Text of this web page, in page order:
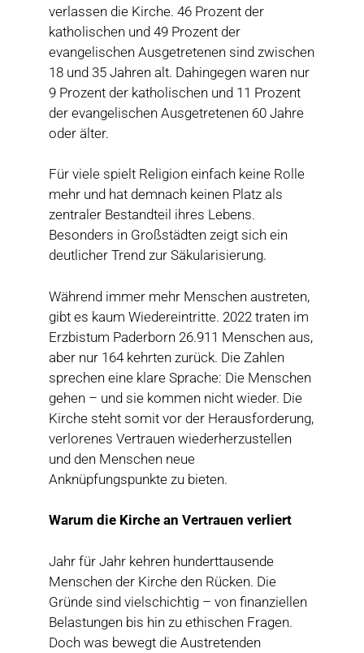
verlassen die Kirche. 46 Prozent der
katholischen und 49 Prozent der
evangelischen Ausgetretenen sind zwischen
18 und 35 Jahren alt. Dahingegen waren nur
9 Prozent der katholischen und 11 Prozent
der evangelischen Ausgetretenen 60 Jahre
oder älter.
Für viele spielt Religion einfach keine Rolle
mehr und hat demnach keinen Platz als
zentraler Bestandteil ihres Lebens.
Besonders in Großstädten zeigt sich ein
deutlicher Trend zur Säkularisierung.
Während immer mehr Menschen austreten,
gibt es kaum Wiedereintritte. 2022 traten im
Erzbistum Paderborn 26.911 Menschen aus,
aber nur 164 kehrten zurück. Die Zahlen
sprechen eine klare Sprache: Die Menschen
gehen – und sie kommen nicht wieder. Die
Kirche steht somit vor der Herausforderung,
verlorenes Vertrauen wiederherzustellen
und den Menschen neue
Anknüpfungspunkte zu bieten.
Warum die Kirche an Vertrauen verliert
Jahr für Jahr kehren hunderttausende
Menschen der Kirche den Rücken. Die
Gründe sind vielschichtig – von finanziellen
Belastungen bis hin zu ethischen Fragen.
Doch was bewegt die Austretenden